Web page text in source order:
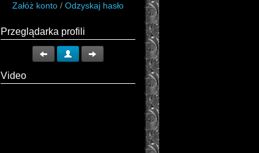
Załóż konto / Odzyskaj hasło
Przeglądarka profili
Video